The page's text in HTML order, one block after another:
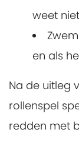
weet
en als
Na de uitleg
rollenspel
redden met